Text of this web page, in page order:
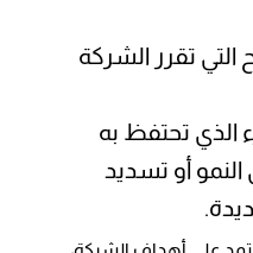
التي تقرر الشركة
الذي تحتفظ به
أو تسديد